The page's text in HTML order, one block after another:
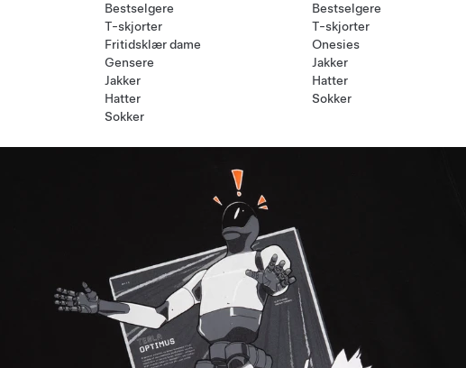
Bestselgere
T-skjorter
Fritidsklær dame
Gensere
Jakker
Hatter
Sokker
Bestselgere
T-skjorter
Onesies
Jakker
Hatter
Sokker